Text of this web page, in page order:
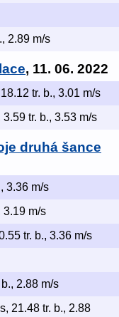
2.89 m/s
, 11. 06. 2022
tr. b., 3.01 m/s
3.59 tr. b., 3.53 m/s
druhá šance
3.36 m/s
3.19 m/s
tr. b., 3.36 m/s
2.88 m/s
21.48 tr. b., 2.88